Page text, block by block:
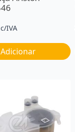
c/IVA
Adicionar